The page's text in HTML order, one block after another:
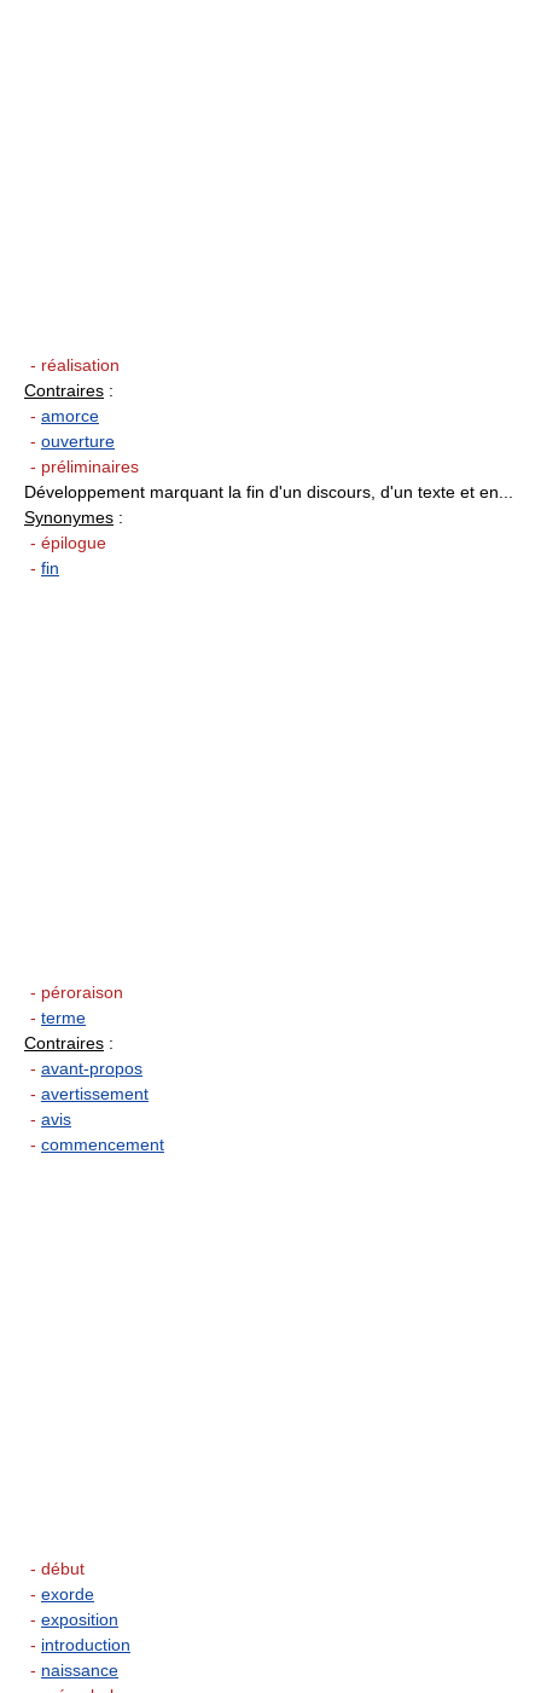
- réalisation
Contraires :
- amorce
- ouverture
- préliminaires
Développement marquant la fin d'un discours, d'un texte et en...
Synonymes :
- épilogue
- fin
- péroraison
- terme
Contraires :
- avant-propos
- avertissement
- avis
- commencement
- début
- exorde
- exposition
- introduction
- naissance